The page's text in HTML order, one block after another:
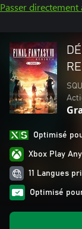
Passer
Optimisé
Xbox Play
11 Langues
Optimisé